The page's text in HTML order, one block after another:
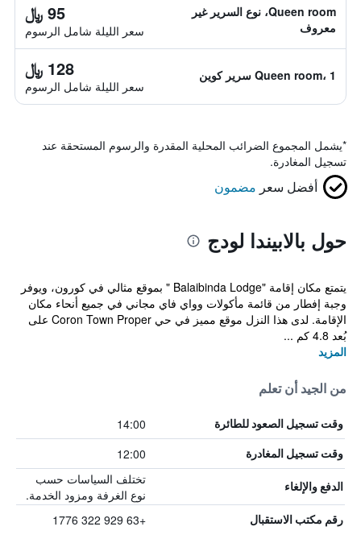
Queen room، نوع السرير غير
معروف
95 ﷼
سعر الليلة شامل الرسوم
Queen room، 1 سرير كوين 128 ﷼
سعر الليلة شامل الرسوم
*يشمل المجموع الضرائب المحلية المقدرة والرسوم المستحقة عند
تسجيل المغادرة.
أفضل سعر مضمون
حول بالابيندا لودج
يتمتع مكان إقامة "Balaibinda Lodge " بموقع مثالي في كورون، ويوفر
وجبة إفطار من قائمة مأكولات وواي فاي مجاني في جميع أنحاء مكان
الإقامة. لدى هذا النزل موقع مميز في حي Coron Town Proper على
بُعد 4.8 كم ...
المزيد
من الجيد أن تعلم
وقت تسجيل الصعود للطائرة 14:00
وقت تسجيل المغادرة 12:00
الدفع والإلغاء
تختلف السياسات حسب
نوع الغرفة ومزود الخدمة.
رقم مكتب الاستقبال +63 929 322 1776